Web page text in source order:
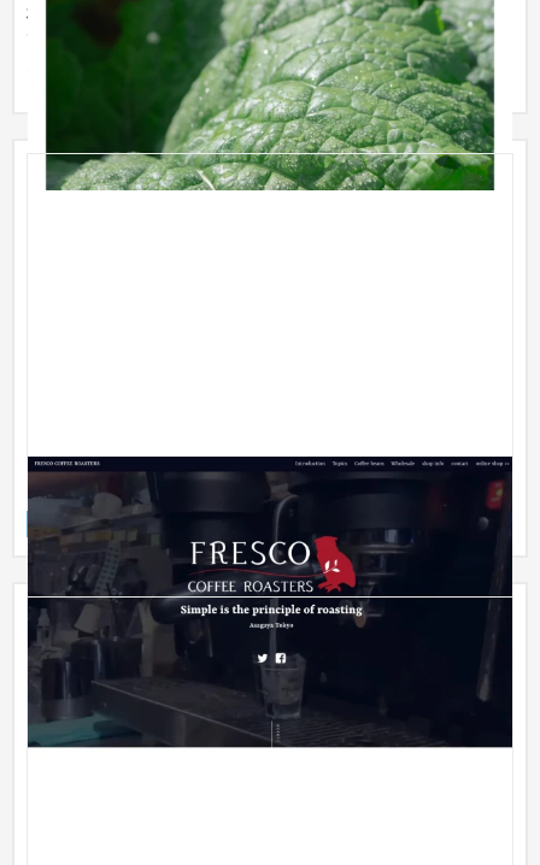
株式会社SORAさまは、佐賀県唐津市にある農業や販売を通し
て、中山間地区での少子高齢化・稲作放棄等の問題にも取り組
FRESCO COFFEE ROASTERS
企業サイト